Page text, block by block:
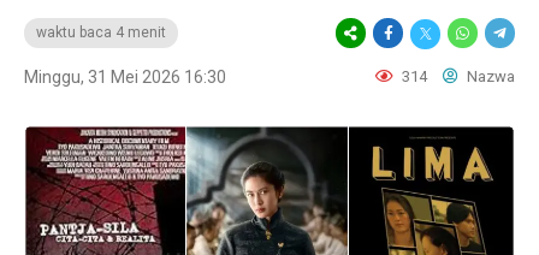
waktu baca 4 menit
Minggu, 31 Mei 2026 16:30 314 Nazwa